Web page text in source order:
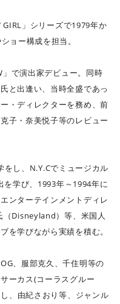
」シリーズで1979年か
ョー構成を担当。
で演出家デビュー。同時
と出逢い、当時全盛であっ
・ディレクターを務め、前
子・奈美悦子等のレビュー
し、N.Y.Cでミュージカル
を学び、1993年～1994年に
ンターテインメントディレ
Disneyland）等、米国人
を学びながら実績を積む。
、服部克久、千住明等の
ーカス(コーラスグルー
、由紀さおり等、ジャンル